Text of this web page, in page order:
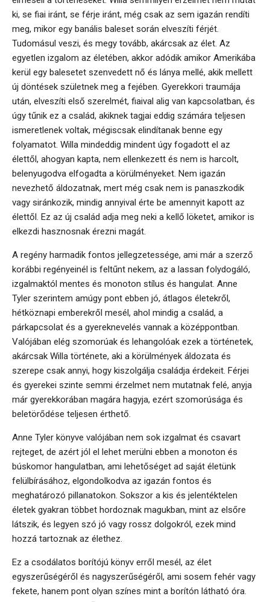
ki, se fiai iránt, se férje iránt, még csak az sem igazán rendíti
meg, mikor egy banális baleset során elveszíti férjét.
Tudomásul veszi, és megy tovább, akárcsak az élet. Az
egyetlen izgalom az életében, akkor adódik amikor Amerikába
kerül egy balesetet szenvedett nő és lánya mellé, akik mellett
új döntések születnek meg a fejében. Gyerekkori traumája
után, elveszíti első szerelmét, fiaival alig van kapcsolatban, és
úgy tűnik ez a család, akiknek tagjai eddig számára teljesen
ismeretlenek voltak, mégiscsak elindítanak benne egy
folyamatot. Willa mindeddig mindent úgy fogadott el az
élettől, ahogyan kapta, nem ellenkezett és nem is harcolt,
belenyugodva elfogadta a körülményeket. Nem igazán
nevezhető áldozatnak, mert még csak nem is panaszkodik
vagy siránkozik, mindig annyival érte be amennyit kapott az
élettől. Ez az új család adja meg neki a kellő löketet, amikor is
elkezdi hasznosnak érezni magát.
A regény harmadik fontos jellegzetessége, ami már a szerző
korábbi regényeinél is feltűnt nekem, az a lassan folydogáló,
izgalmaktól mentes és monoton stílus és hangulat. Anne
Tyler szerintem amúgy pont ebben jó, átlagos életekről,
hétköznapi emberekről mesél, ahol mindig a család, a
párkapcsolat és a gyereknevelés vannak a középpontban.
Valójában elég szomorúak és lehangolóak ezek a történetek,
akárcsak Willa története, aki a körülmények áldozata és
szerepe csak annyi, hogy kiszolgálja családja érdekeit. Férjei
és gyerekei szinte semmi érzelmet nem mutatnak felé, anyja
már gyerekkorában magára hagyja, ezért szomorúsága és
beletörődése teljesen érthető.
Anne Tyler könyve valójában nem sok izgalmat és csavart
rejteget, de azért jól el lehet merülni ebben a monoton és
búskomor hangulatban, ami lehetőséget ad saját életünk
felülbírásához, elgondolkodva az igazán fontos és
meghatározó pillanatokon. Sokszor a kis és jelentéktelen
életek gyakran többet hordoznak magukban, mint az elsőre
látszik, és legyen szó jó vagy rossz dolgokról, ezek mind
hozzá tartoznak az élethez.
Ez a csodálatos borítójú könyv erről mesél, az élet
egyszerűségéről és nagyszerűségéről, ami sosem fehér vagy
fekete, hanem pont olyan színes mint a borítón látható óra.